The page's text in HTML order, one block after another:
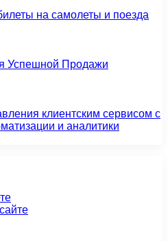
на самолеты и поезда
Успешной Продажи
клиентским сервисом с
и аналитики